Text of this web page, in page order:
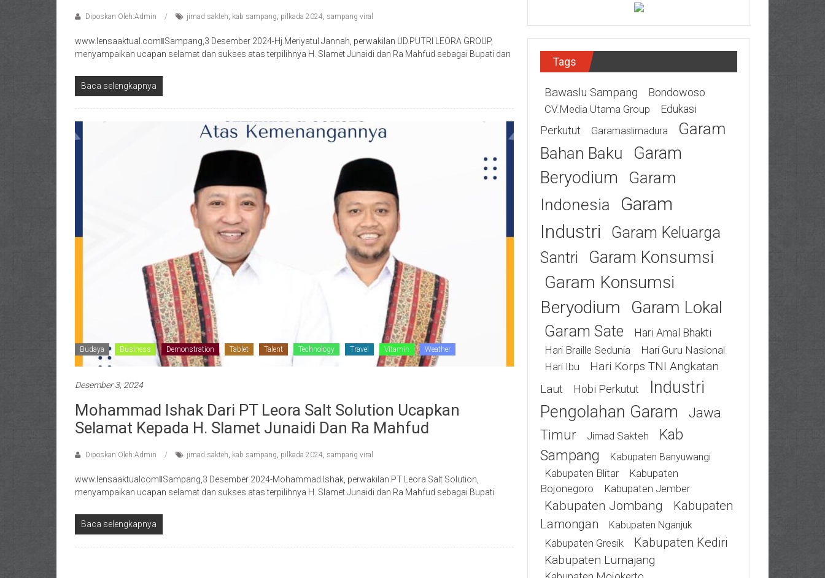
Diposkan Oleh:Admin jimad sakteh, kab sampang, pilkada 2024, sampang viral
www.lensaaktual.comǁSampang,3 Desember 2024-Hj.Meriyatul Jannah, perwakilan UD.PUTRI LEORA GROUP,
menyampaikan ucapan selamat dan sukses atas terpilihnya H. Slamet Junaidi dan Ra Mahfud sebagai Bupati dan
Baca selengkapnya
Budaya Business Demonstration Tablet Talent Technology Travel Vitamin Weather
Desember 3, 2024
Mohammad Ishak Dari PT Leora Salt Solution Ucapkan
Selamat Kepada H. Slamet Junaidi Dan Ra Mahfud
Diposkan Oleh:Admin jimad sakteh, kab sampang, pilkada 2024, sampang viral
www.lensaaktualcomǁSampang,3 Desember 2024-Mohammad Ishak, perwakilan PT Leora Salt Solution,
menyampaikan ucapan selamat dan sukses atas terpilihnya H. Slamet Junaidi dan Ra Mahfud sebagai Bupati
Baca selengkapnya
Tags
Bawaslu Sampang Bondowoso
CV.Media Utama Group
Edukasi
Perkutut
Garamaslimadura
Garam
Bahan Baku
Garam
Beryodium
Garam
Indonesia
Garam
Industri
Garam Keluarga
Santri
Garam Konsumsi
Garam Konsumsi
Beryodium
Garam Lokal
Garam Sate Hari Amal Bhakti
Hari Braille Sedunia
Hari Guru Nasional
Hari Ibu
Hari Korps TNI Angkatan
Laut
Hobi Perkutut
Industri
Pengolahan Garam
Jawa
Timur
Jimad Sakteh
Kab
Sampang
Kabupaten Banyuwangi
Kabupaten Blitar
Kabupaten
Bojonegoro
Kabupaten Jember
Kabupaten Jombang
Kabupaten
Lamongan
Kabupaten Nganjuk
Kabupaten Gresik Kabupaten Kediri
Kabupaten Lumajang